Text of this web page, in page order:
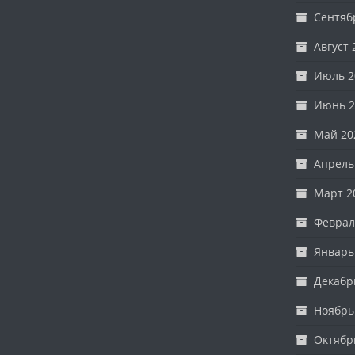
Август
Июль
Июнь
Май
Март